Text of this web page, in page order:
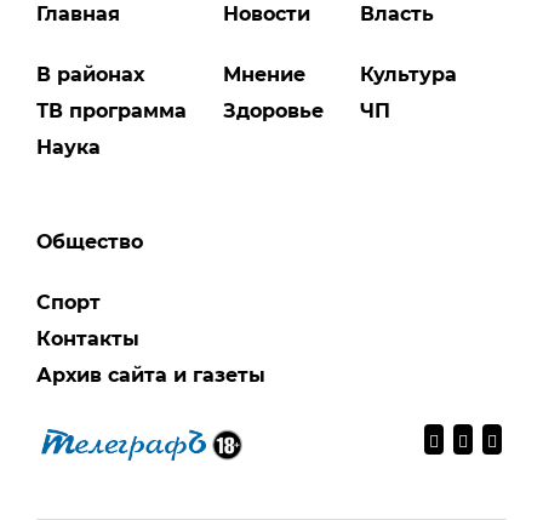
Главная
В районах
ТВ программа
Наука
Новости
Мнение
Здоровье
Власть
Культура
ЧП
Общество
Спорт
Контакты
Архив сайта и газеты